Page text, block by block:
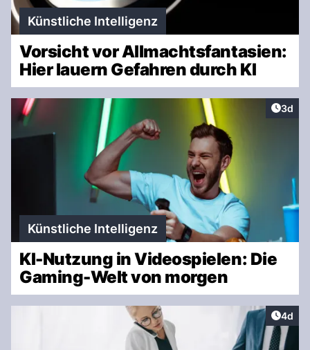
Künstliche Intelligenz
Vorsicht vor Allmachtsfantasien:
Hier lauern Gefahren durch KI
3d
Künstliche Intelligenz
KI-Nutzung in Videospielen: Die
Gaming-Welt von morgen
4d